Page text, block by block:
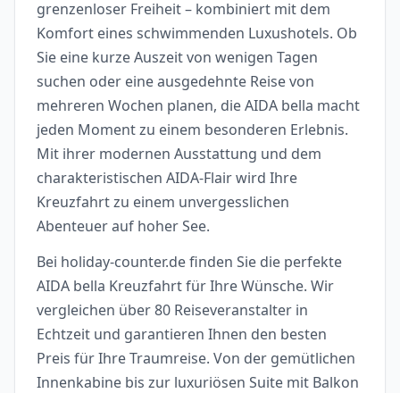
grenzenloser Freiheit – kombiniert mit dem
Komfort eines schwimmenden Luxushotels. Ob
Sie eine kurze Auszeit von wenigen Tagen
suchen oder eine ausgedehnte Reise von
mehreren Wochen planen, die AIDA bella macht
jeden Moment zu einem besonderen Erlebnis.
Mit ihrer modernen Ausstattung und dem
charakteristischen AIDA-Flair wird Ihre
Kreuzfahrt zu einem unvergesslichen
Abenteuer auf hoher See.
Bei holiday-counter.de finden Sie die perfekte
AIDA bella Kreuzfahrt für Ihre Wünsche. Wir
vergleichen über 80 Reiseveranstalter in
Echtzeit und garantieren Ihnen den besten
Preis für Ihre Traumreise. Von der gemütlichen
Innenkabine bis zur luxuriösen Suite mit Balkon